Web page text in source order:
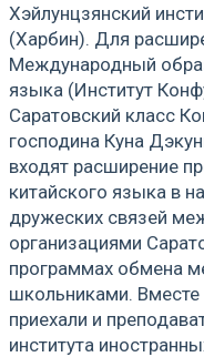
Хэйлунцзянский
(Харбин). Для
Международный
языка (Институт
Саратовский класс
господина Куна
входят расширение
китайского языка в
дружеских связей
организациями
программах обмена
школьниками.
приехали и
института